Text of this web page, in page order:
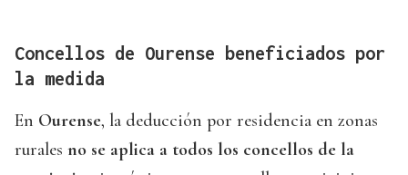
Concellos de Ourense beneficiados por
la medida
En Ourense, la deducción por residencia en zonas
rurales no se aplica a todos los concellos de la